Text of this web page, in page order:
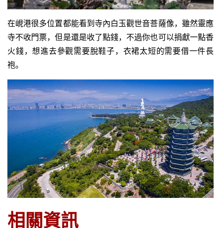
在峴港很多位置都能看到寺內白玉觀世音菩薩像，雖然靈應
寺不收門票，但是還是收了點錢，不過你也可以捐獻一點香
火錢，想進去參觀需要脫鞋子，衣裙太短的需要借一件長
袍。
相關資訊